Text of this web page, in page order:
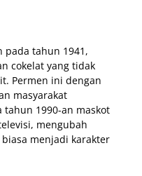
pada tahun 1941,
cokelat yang tidak
Permen ini dengan
masyarakat
1990-an maskot
mengubah
menjadi karakter